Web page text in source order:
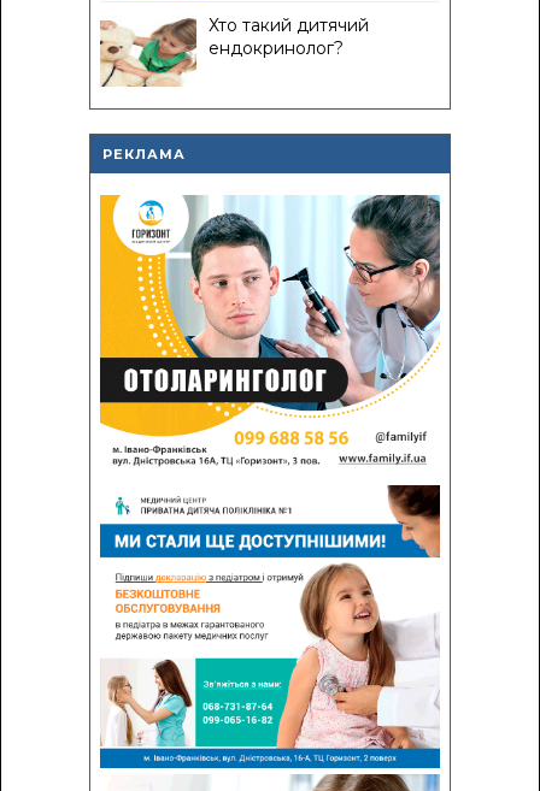
Хто такий дитячий
ендокринолог?
РЕКЛАМА